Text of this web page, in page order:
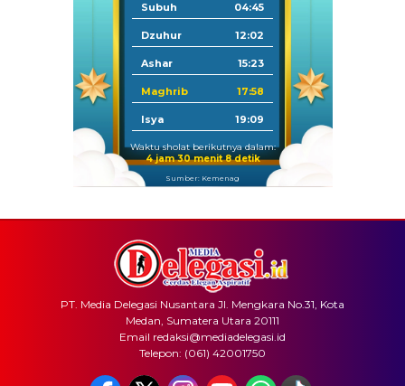
Subuh 04:45
Dzuhur 12:02
Ashar 15:23
Maghrib 17:58
Isya 19:09
Waktu sholat berikutnya dalam:
4 jam 30 menit 8 detik
Sumber: Kemenag
PT. Media Delegasi Nusantara Jl. Mengkara No.31, Kota
Medan, Sumatera Utara 20111
Email redaksi@mediadelegasi.id
Telepon: (061) 42001750